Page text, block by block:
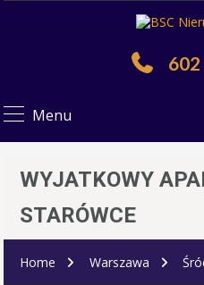
Menu
WYJATKOWY
STARÓWCE
Home Warszawa